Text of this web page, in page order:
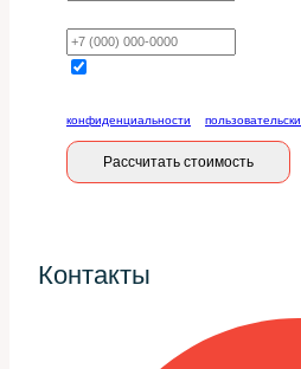
конфиденциальности
Рассчитать стоимость
Контакты